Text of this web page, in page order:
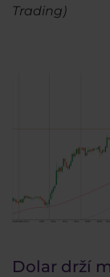
Trading)
Dolar drží